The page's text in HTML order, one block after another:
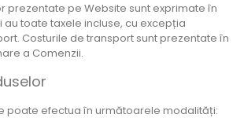
prezentate pe Website sunt exprimate în
au toate taxele incluse, cu excepția
Costurile de transport sunt prezentate în
a Comenzii.
poate efectua în următoarele modalități: